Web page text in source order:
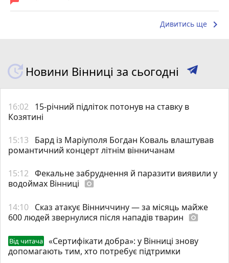
Дивитись ще keyboard_arrow_right
Новини Вінниці за сьогодні
16:02
15-річний підліток потонув на ставку в
Козятині
15:13
Бард із Маріуполя Богдан Коваль влаштував
романтичний концерт літнім вінничанам
15:12 Фекальне забруднення й паразити виявили у
водоймах Вінниці photo_camera
14:10 Сказ атакує Вінниччину — за місяць майже
600 людей звернулися після нападів тварин photo_camera
Від читача
«Сертифікати добра»: у Вінниці знову
допомагають тим, хто потребує підтримки